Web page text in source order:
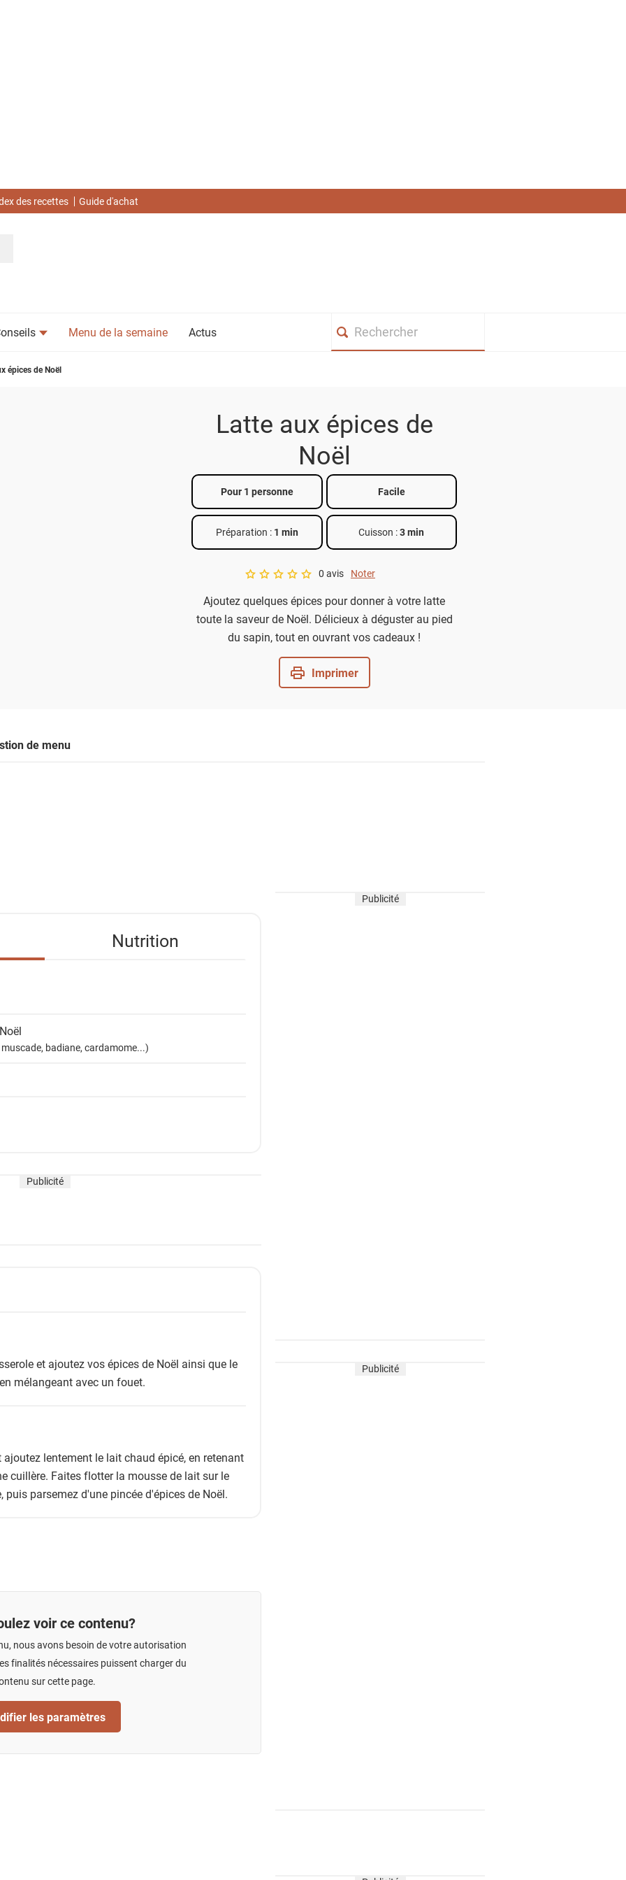
des recettes Guide d'achat
Menu de la semaine Actus
épices de Noël
Latte aux épices de
Noël
Pour 1 personne Facile
Préparation : 1 min Cuisson :3 min
A star rating of 0 out of 5.
0 avis Noter
Ajoutez quelques épices pour donner à votre latte
toute la saveur de Noël. Délicieux à déguster au pied
du sapin, tout en ouvrant vos cadeaux !
Imprimer
de menu
Nutrition
badiane, cardamome...)
Publicité
et ajoutez vos épices de Noël ainsi que le
mélangeant avec un fouet.
lentement le lait chaud épicé, en retenant
cuillère. Faites flotter la mousse de lait sur le
parsemez d'une pincée d'épices de Noël.
voir ce contenu?
nous avons besoin de votre autorisation
finalités nécessaires puissent charger du
sur cette page.
les paramètres
Publicité
Publicité